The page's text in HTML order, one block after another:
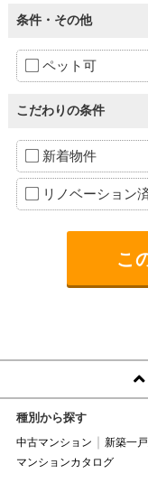
条件・その他
ペット可
こだわりの条件
新着物件
リノベーション
種別から探す
中古マンション 新築一
マンションカタログ